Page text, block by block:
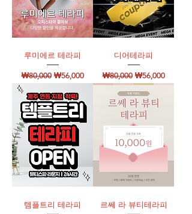
루미에르 테라피
일반가
₩80,000 할인가
₩56,000
디어테라피
일반가
₩80,000 할인가
₩56,000
템플트리 테라피 르쎄 라 뷰티테라피